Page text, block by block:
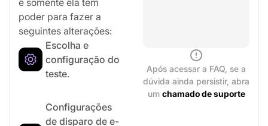
e somente ela tem
poder para fazer a
seguintes alterações:
Escolha e
configuração do
teste.
Configurações
de disparo de e-
Após acessar a FAQ, se a
dúvida ainda persistir, abra
um chamado de suporte